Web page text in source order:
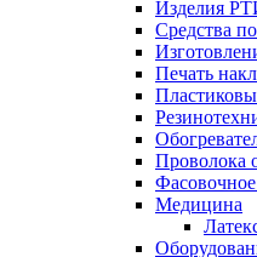
Изделия
Средства
Печать
Проволока
Медицина